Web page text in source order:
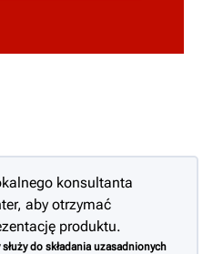
konsultanta
aby otrzymać
produktu.
do składania uzasadnionych